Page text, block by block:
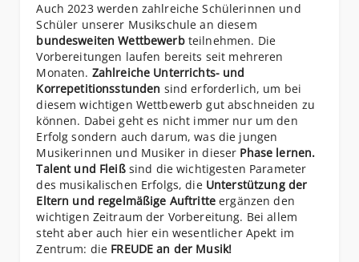
Auch 2023 werden zahlreiche Schülerinnen und
Schüler unserer Musikschule an diesem
bundesweiten Wettbewerbteilnehmen. Die
Vorbereitungen laufen bereits seit mehreren
Monaten. Zahlreiche Unterrichts- und
Korrepetitionsstunden sind erforderlich, um bei
diesem wichtigen Wettbewerb gut abschneiden zu
können. Dabei geht es nicht immer nur um den
Erfolg sondern auch darum, was die jungen
Musikerinnen und Musiker in dieser Phase lernen.
Talent und Fleißsind die wichtigesten Parameter
des musikalischen Erfolgs, die Unterstützung der
Eltern und regelmäßige Auftritte ergänzen den
wichtigen Zeitraum der Vorbereitung. Bei allem
steht aber auch hier ein wesentlicher Apekt im
Zentrum: die FREUDE an der Musik!